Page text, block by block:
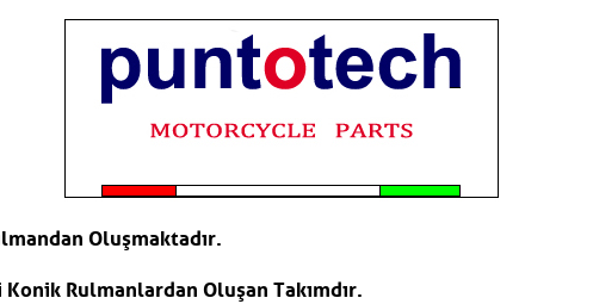
Oluşmaktadır.
Rulmanlardan Oluşan Takımdır.